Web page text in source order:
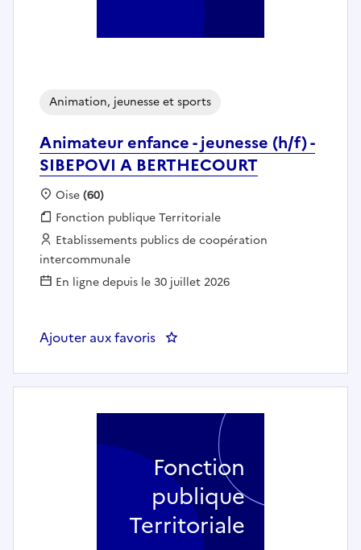
Animateur enfance - jeunesse (h/f) -
SIBEPOVI A BERTHECOURT
Animation, jeunesse et sports
Localisation :
Oise(60)
Fonction publique :
Fonction publique Territoriale
Employeur :
Etablissements publics de coopération
intercommunale
En ligne depuis le 30 juillet 2026
Ajouter aux favoris : Animateur enfance - jeunesse
Fonction
publique
Territoriale